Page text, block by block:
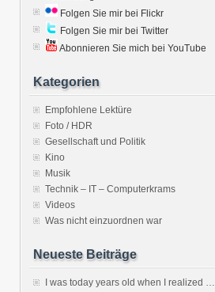
Folgen Sie mir bei Flickr
Folgen Sie mir bei Twitter
Abonnieren Sie mich bei YouTube
Kategorien
Empfohlene Lektüre
Foto / HDR
Gesellschaft und Politik
Kino
Musik
Technik – IT – Computerkrams
Videos
Was nicht einzuordnen war
Neueste Beiträge
I was today years old when I realized …